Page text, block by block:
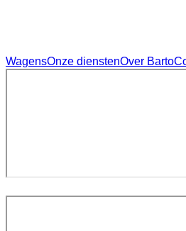
WagensOnze dienstenOver Barto